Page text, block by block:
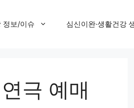
정보/이슈 심신이완·생활건강
극 예매